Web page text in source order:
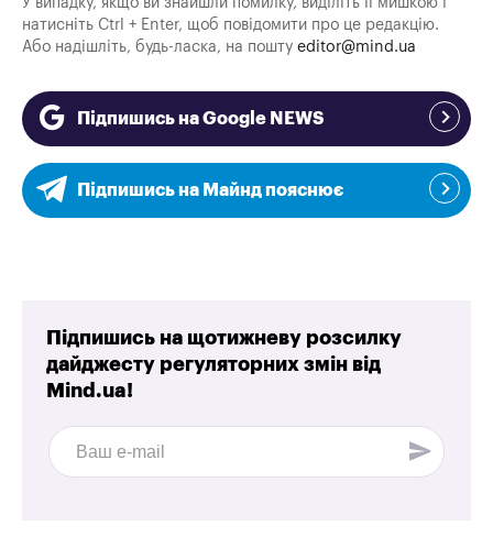
натисніть Ctrl + Enter, щоб повідомити про це редакцію.
Або надішліть, будь-ласка, на пошту editor@mind.ua
Підпишись на Google NEWS
Підпишись на Майнд пояснює
Підпишись на щотижневу розсилку
дайджесту регуляторних змін від
Mind.ua!